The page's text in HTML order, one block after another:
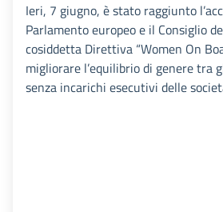
Ieri, 7 giugno, è stato raggiunto
Parlamento europeo e il Consiglio
cosiddetta Direttiva “Women On
migliorare l’equilibrio di genere tra
senza incarichi esecutivi delle